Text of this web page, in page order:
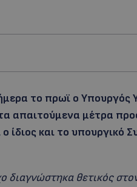
το πρωϊ ο Υπουργός
απαιτούμενα μέτρα
ίδιος και το υπουργικό
διαγνώστηκα θετικός